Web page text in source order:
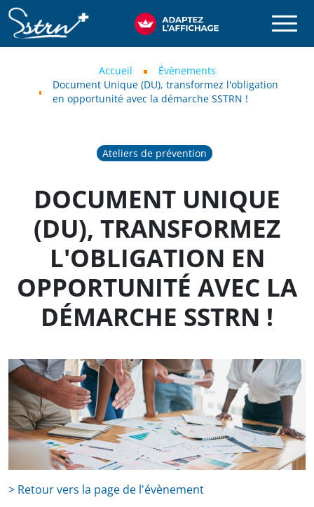
Aller au contenu principal
SSTRN
Accueil
Évènements
Document Unique (DU), transformez l'obligation
en opportunité avec la démarche SSTRN !
Ateliers de prévention
DOCUMENT UNIQUE
(DU), TRANSFORMEZ
L'OBLIGATION EN
OPPORTUNITÉ AVEC LA
DÉMARCHE SSTRN !
> Retour vers la page de l'évènement